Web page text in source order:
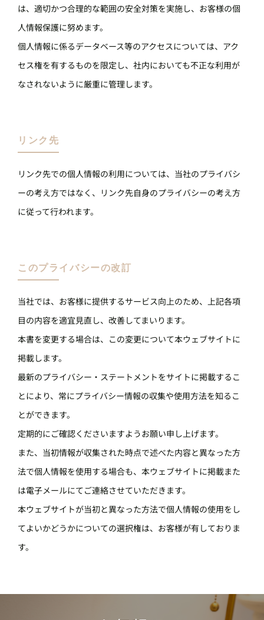
は、適切かつ合理的な範囲の安全対策を実施し、お客様の個
人情報保護に努めます。
個人情報に係るデータベース等のアクセスについては、アク
セス権を有するものを限定し、社内においても不正な利用が
なされないように厳重に管理します。
リンク先
リンク先での個人情報の利用については、当社のプライバシ
ーの考え方ではなく、リンク先自身のプライバシーの考え方
に従って行われます。
このプライバシーの改訂
当社では、お客様に提供するサービス向上のため、上記各項
目の内容を適宜見直し、改善してまいります。
本書を変更する場合は、この変更について本ウェブサイトに
掲載します。
最新のプライバシー・ステートメントをサイトに掲載するこ
とにより、常にプライバシー情報の収集や使用方法を知るこ
とができます。
定期的にご確認くださいますようお願い申し上げます。
また、当初情報が収集された時点で述べた内容と異なった方
法で個人情報を使用する場合も、本ウェブサイトに掲載また
は電子メールにてご連絡させていただきます。
本ウェブサイトが当初と異なった方法で個人情報の使用をし
てよいかどうかについての選択権は、お客様が有しておりま
す。